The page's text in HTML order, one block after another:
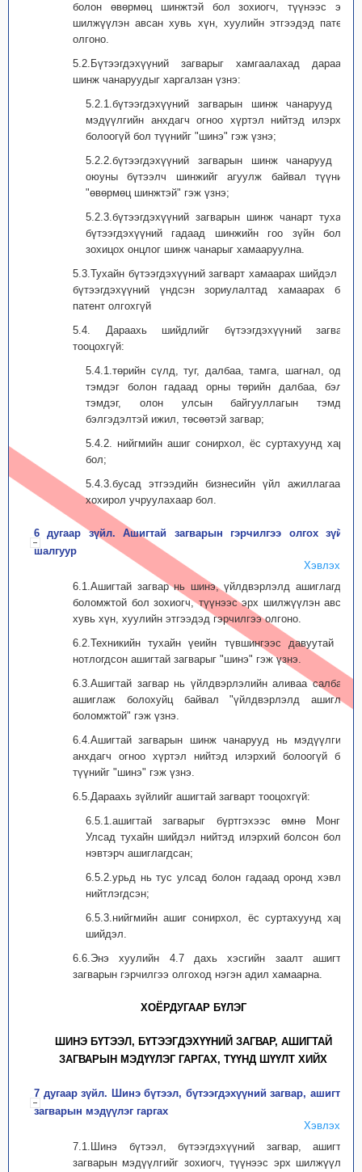
болон өвөрмөц шинжтэй бол зохиогч, түүнээс эрх
шилжүүлэн авсан хувь хүн, хуулийн этгээдэд патент
олгоно.
5.2.Бүтээгдэхүүний загварыг хамгаалахад дараахь
шинж чанаруудыг харгалзан үзнэ:
5.2.1.бүтээгдэхүүний загварын шинж чанарууд нь
мэдүүлгийн анхдагч огноо хүртэл нийтэд илэрхий
болоогүй бол түүнийг "шинэ" гэж үзнэ;
5.2.2.бүтээгдэхүүний загварын шинж чанарууд нь
оюуны бүтээлч шинжийг агуулж байвал түүнийг
"өвөрмөц шинжтэй" гэж үзнэ;
5.2.3.бүтээгдэхүүний загварын шинж чанарт тухайн
бүтээгдэхүүний гадаад шинжийн гоо зүйн болон
зохицох онцлог шинж чанарыг хамааруулна.
5.3.Тухайн бүтээгдэхүүний загварт хамаарах шийдэл нь
бүтээгдэхүүний үндсэн зориулалтад хамаарах бол
патент олгохгүй
5.4. Дараахь шийдлийг бүтээгдэхүүний загварт
тооцохгүй:
5.4.1.төрийн сүлд, туг, далбаа, тамга, шагнал, одон
тэмдэг болон гадаад орны төрийн далбаа, бэлгэ
тэмдэг, олон улсын байгууллагын тэмдэг,
бэлгэдэлтэй ижил, төсөөтэй загвар;
5.4.2. нийгмийн ашиг сонирхол, ёс суртахуунд харш
бол;
5.4.3.бусад этгээдийн бизнесийн үйл ажиллагаанд
хохирол учруулахаар бол.
6 дугаар зүйл. Ашигтай загварын гэрчилгээ олгох зүйл,
шалгуур
Хэвлэх
6.1.Ашигтай загвар нь шинэ, үйлдвэрлэлд ашиглагдах
боломжтой бол зохиогч, түүнээс эрх шилжүүлэн авсан
хувь хүн, хуулийн этгээдэд гэрчилгээ олгоно.
6.2.Техникийн тухайн үеийн түвшингээс давуутай нь
нотлогдсон ашигтай загварыг "шинэ" гэж үзнэ.
6.3.Ашигтай загвар нь үйлдвэрлэлийн аливаа салбарт
ашиглаж болохуйц байвал "үйлдвэрлэлд ашиглах
боломжтой" гэж үзнэ.
6.4.Ашигтай загварын шинж чанарууд нь мэдүүлгийн
анхдагч огноо хүртэл нийтэд илэрхий болоогүй бол
түүнийг "шинэ" гэж үзнэ.
6.5.Дараахь зүйлийг ашигтай загварт тооцохгүй:
6.5.1.ашигтай загварыг бүртгэхээс өмнө Монгол
Улсад тухайн шийдэл нийтэд илэрхий болсон болон
нэвтэрч ашиглагдсан;
6.5.2.урьд нь тус улсад болон гадаад оронд хэвлэн
нийтлэгдсэн;
6.5.3.нийгмийн ашиг сонирхол, ёс суртахуунд харш
шийдэл.
6.6.Энэ хуулийн 4.7 дахь хэсгийн заалт ашигтай
загварын гэрчилгээ олгоход нэгэн адил хамаарна.
ХОЁРДУГААР БҮЛЭГ
ШИНЭ БҮТЭЭЛ, БҮТЭЭГДЭХҮҮНИЙ ЗАГВАР, АШИГТАЙ
ЗАГВАРЫН МЭДҮҮЛЭГ ГАРГАХ, ТҮҮНД ШҮҮЛТ ХИЙХ
7 дугаар зүйл. Шинэ бүтээл, бүтээгдэхүүний загвар, ашигтай
загварын мэдүүлэг гаргах
Хэвлэх
7.1.Шинэ бүтээл, бүтээгдэхүүний загвар, ашигтай
загварын мэдүүлгийг зохиогч, түүнээс эрх шилжүүлэн